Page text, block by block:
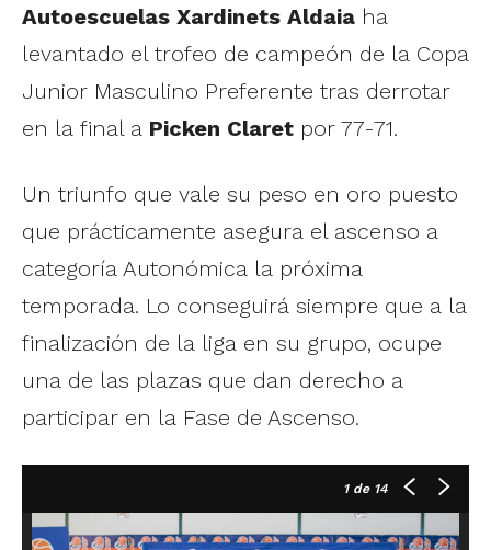
Autoescuelas Xardinets Aldaia ha
levantado el trofeo de campeón de la Copa
Junior Masculino Preferente tras derrotar
en la final a Picken Claret por 77-71.
Un triunfo que vale su peso en oro puesto
que prácticamente asegura el ascenso a
categoría Autonómica la próxima
temporada. Lo conseguirá siempre que a la
finalización de la liga en su grupo, ocupe
una de las plazas que dan derecho a
participar en la Fase de Ascenso.
1de 14